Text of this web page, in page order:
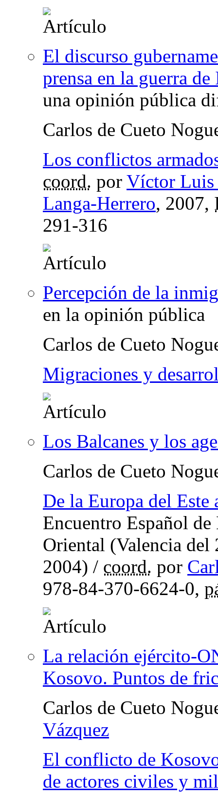
El discurso
prensa en la guerra de
una opinión pública
Carlos de Cueto
Los conflictos
coord. por Víctor Luis
Langa-Herrero, 2007,
291-316
Percepción de la
en la opinión pública
Carlos de Cueto
Migraciones y
Los Balcanes y los
Carlos de Cueto
De la Europa del Este
Encuentro Español
Oriental (Valencia del
2004) / coord. por
978-84-370-6624-0,
La relación ejército-
Kosovo. Puntos de
Carlos de Cueto
Vázquez
El conflicto de
de actores civiles y